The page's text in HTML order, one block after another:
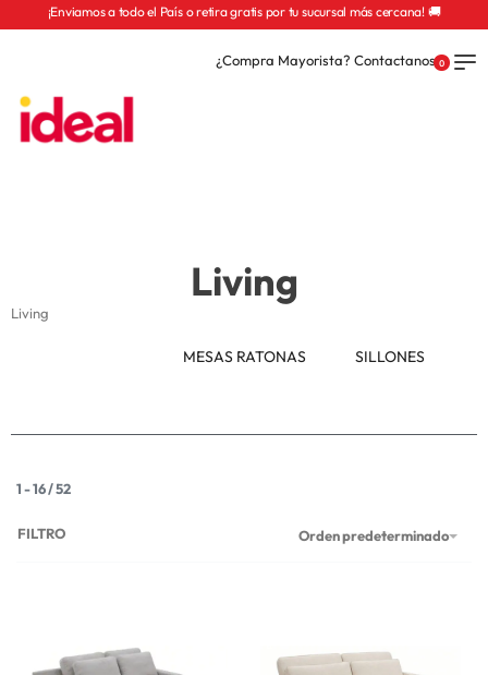
¡Enviamos a todo el País o retira gratis por tu sucursal más cercana! 🚚
¿Compra Mayorista? Contactanos 0
Living
Living
MESAS RATONAS SILLONES
1-16/52
Orden predeterminado
FILTRO